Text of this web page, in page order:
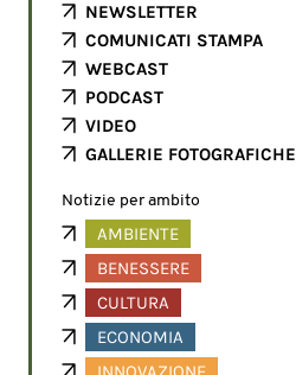
NEWSLETTER
COMUNICATI STAMPA
WEBCAST
PODCAST
VIDEO
GALLERIE FOTOGRAFICHE
Notizie per ambito
AMBIENTE
BENESSERE
CULTURA
ECONOMIA